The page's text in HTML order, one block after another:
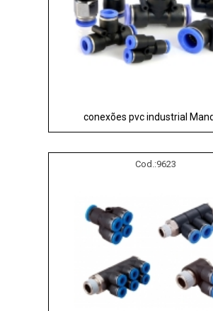
conexões pvc industrial
Cod.:9623